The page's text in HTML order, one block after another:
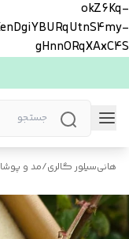
okZ6Kq-
gHnnORqXAxC4S
هانی‌سیلور گالری/مد و